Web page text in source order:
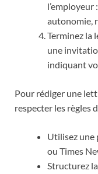
l’employeur
autonomie,
Terminez la
une
indiquant
Pour rédiger une
respecter les règles
Utilisez une
ou Times
Structurez